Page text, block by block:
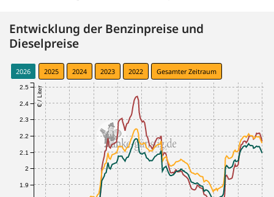
Entwicklung der Benzinpreise und
Dieselpreise
2026 2025 2024 2023 2022 Gesamter Zeitraum
€ / Liter
1.9
2
2.1
2.2
2.3
2.4
2.5